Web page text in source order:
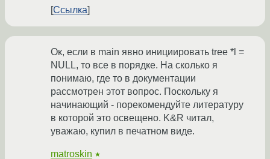
Ссылка
Ок, если в main явно инициировать tree *l =
NULL, то все в порядке. На сколько я
понимаю, где то в документации
рассмотрен этот вопрос. Поскольку я
начинающий - порекомендуйте литературу
в которой это освещено. K&R читал,
уважаю, купил в печатном виде.
matroskin ★